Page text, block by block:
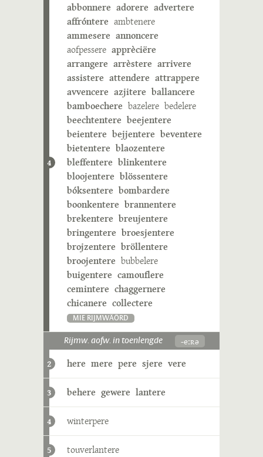
4
abbonnere adorere advertere
affróntere ambtenere
ammesere annoncere
aofpessere apprèciëre
arrangere arrèstere arrivere
assistere attendere attrappere
avvencere azjitere ballancere
bamboechere bazelere bedelere
beechtentere beejentere
beientere bejjentere beventere
bietentere blaozentere
bleffentere blinkentere
bloojentere blössentere
bóksentere bombardere
boonkentere brannentere
brekentere breujentere
bringentere broesjentere
brojzentere bröllentere
broojentere bubbelere
buigentere camouflere
cemintere chaggernere
chicanere collectere
MIE RIJMWÄÖRD
Rijmw. aofw. in toenlengde -eːʀə
2 here mere pere sjere vere
3 behere gewere lantere
4 winterpere
5 touverlantere